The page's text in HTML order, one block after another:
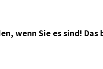
wenn Sie es sind!